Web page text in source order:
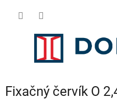
Fixačný červík O